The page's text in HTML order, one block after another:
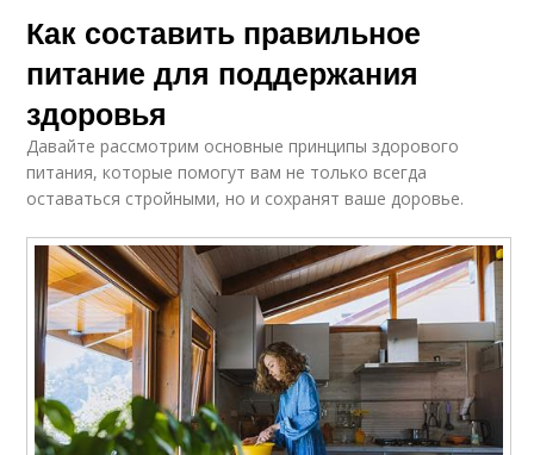
Питания для
здоровья
Рекомендации по
питанию
Минералы в
правильном питании
Диета при
заболеваниях
Продукты при
сердечно-сосудистых
заболеваниях
Питания для
укрепления
Как составить правильное
питание для поддержания
здоровья
Давайте рассмотрим основные принципы здорового
питания, которые помогут вам не только всегда
оставаться стройными, но и сохранят ваше доровье.